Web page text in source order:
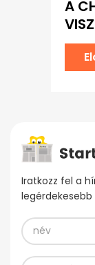
A
Iratkozz fel a
legérdekesebb